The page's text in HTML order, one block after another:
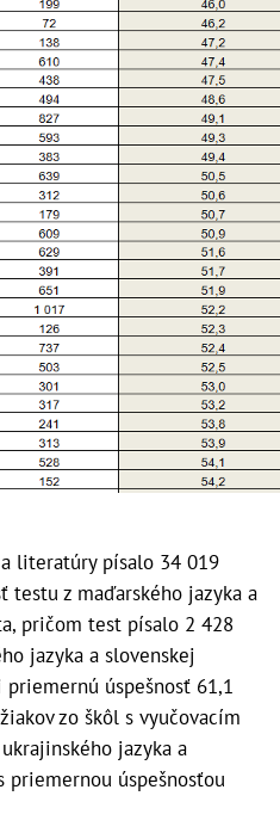
literatúry písalo 34 019
testu z maďarského jazyka a
pričom test písalo 2 428
jazyka a slovenskej
úspešnosť 61,1
zo škôl s vyučovacím
jazyka a
úspešnosťou